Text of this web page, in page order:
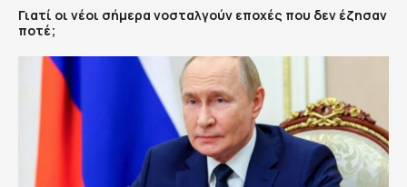
Γιατί οι νέοι σήμερα νοσταλγούν εποχές που δεν έζησαν
ποτέ;